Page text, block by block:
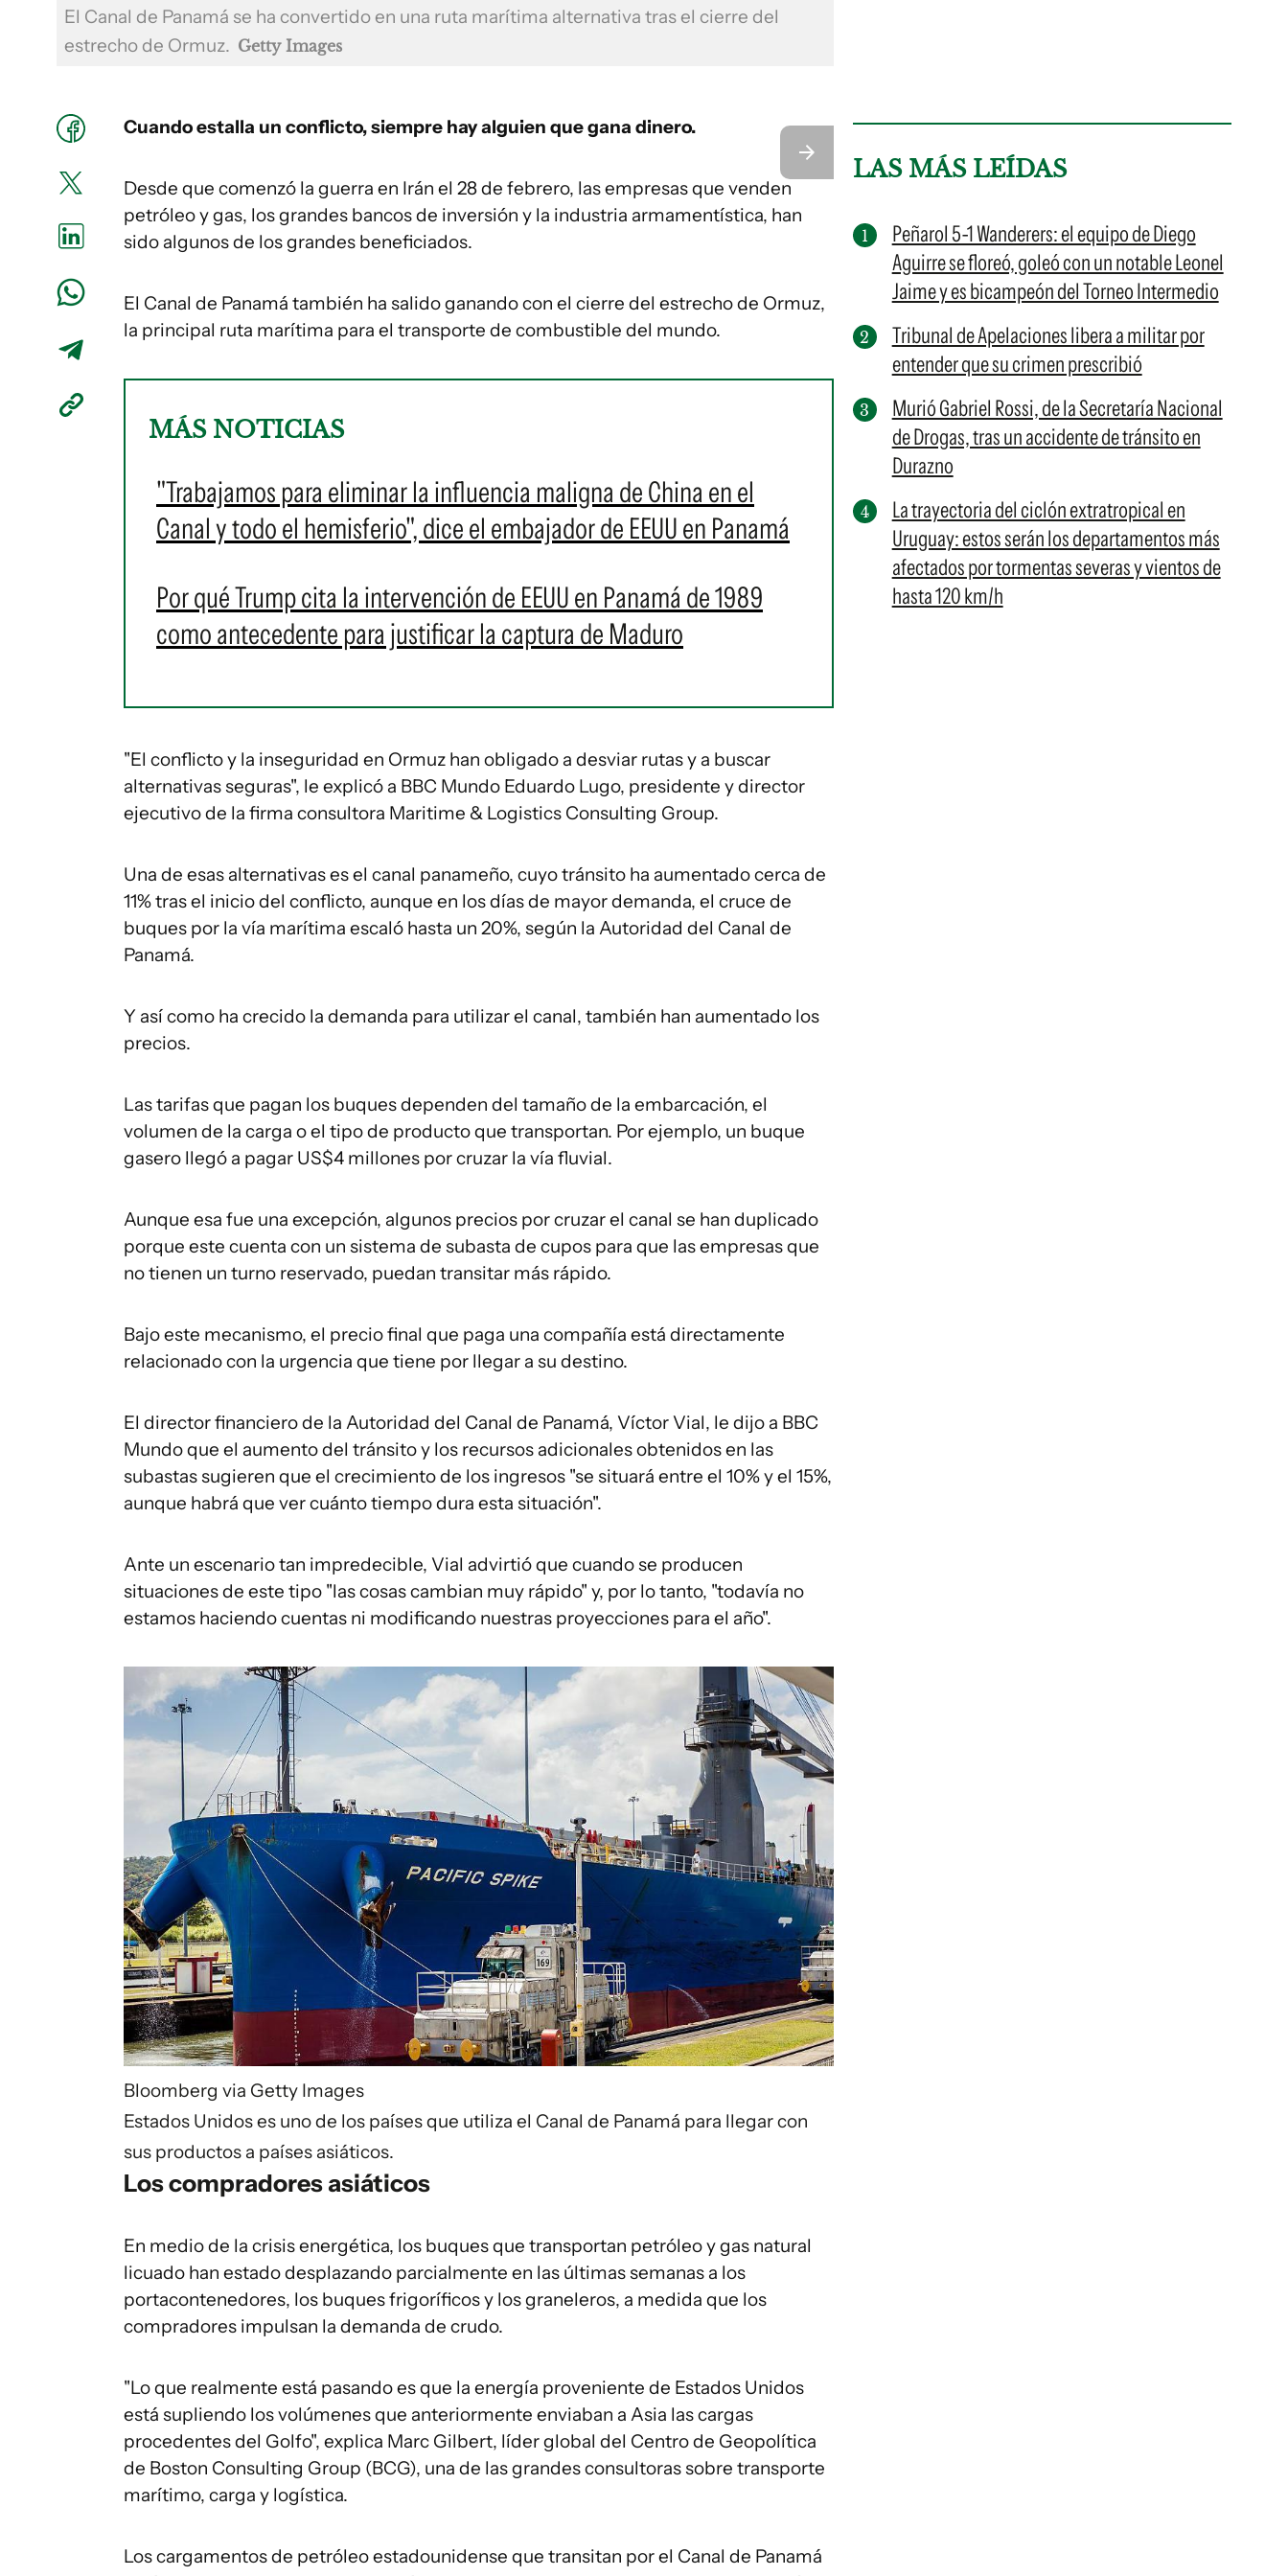
El Canal de Panamá se ha convertido en una ruta marítima alternativa tras el cierre del
estrecho de Ormuz. Getty Images
Cuando estalla un conflicto, siempre hay alguien que gana dinero.
Desde que comenzó la guerra en Irán el 28 de febrero, las empresas que venden
petróleo y gas, los grandes bancos de inversión y la industria armamentística, han
sido algunos de los grandes beneficiados.
El Canal de Panamá también ha salido ganando con el cierre del estrecho de Ormuz,
la principal ruta marítima para el transporte de combustible del mundo.
MÁS NOTICIAS
"Trabajamos para eliminar la influencia maligna de China en el
Canal y todo el hemisferio", dice el embajador de EEUU en Panamá
Por qué Trump cita la intervención de EEUU en Panamá de 1989
como antecedente para justificar la captura de Maduro
"El conflicto y la inseguridad en Ormuz han obligado a desviar rutas y a buscar
alternativas seguras", le explicó a BBC Mundo Eduardo Lugo, presidente y director
ejecutivo de la firma consultora Maritime & Logistics Consulting Group.
Una de esas alternativas es el canal panameño, cuyo tránsito ha aumentado cerca de
11% tras el inicio del conflicto, aunque en los días de mayor demanda, el cruce de
buques por la vía marítima escaló hasta un 20%, según la Autoridad del Canal de
Panamá.
Y así como ha crecido la demanda para utilizar el canal, también han aumentado los
precios.
Las tarifas que pagan los buques dependen del tamaño de la embarcación, el
volumen de la carga o el tipo de producto que transportan. Por ejemplo, un buque
gasero llegó a pagar US$4 millones por cruzar la vía fluvial.
Aunque esa fue una excepción, algunos precios por cruzar el canal se han duplicado
porque este cuenta con un sistema de subasta de cupos para que las empresas que
no tienen un turno reservado, puedan transitar más rápido.
Bajo este mecanismo, el precio final que paga una compañía está directamente
relacionado con la urgencia que tiene por llegar a su destino.
El director financiero de la Autoridad del Canal de Panamá, Víctor Vial, le dijo a BBC
Mundo que el aumento del tránsito y los recursos adicionales obtenidos en las
subastas sugieren que el crecimiento de los ingresos "se situará entre el 10% y el 15%,
aunque habrá que ver cuánto tiempo dura esta situación".
Ante un escenario tan impredecible, Vial advirtió que cuando se producen
situaciones de este tipo "las cosas cambian muy rápido" y, por lo tanto, "todavía no
estamos haciendo cuentas ni modificando nuestras proyecciones para el año".
Bloomberg via Getty Images
Estados Unidos es uno de los países que utiliza el Canal de Panamá para llegar con
sus productos a países asiáticos.
Los compradores asiáticos
En medio de la crisis energética, los buques que transportan petróleo y gas natural
licuado han estado desplazando parcialmente en las últimas semanas a los
portacontenedores, los buques frigoríficos y los graneleros, a medida que los
compradores impulsan la demanda de crudo.
"Lo que realmente está pasando es que la energía proveniente de Estados Unidos
está supliendo los volúmenes que anteriormente enviaban a Asia las cargas
procedentes del Golfo", explica Marc Gilbert, líder global del Centro de Geopolítica
de Boston Consulting Group (BCG), una de las grandes consultoras sobre transporte
marítimo, carga y logística.
Los cargamentos de petróleo estadounidense que transitan por el Canal de Panamá
LAS MÁS LEÍDAS
Peñarol 5-1 Wanderers: el equipo de Diego
Aguirre se floreó, goleó con un notable Leonel
Jaime y es bicampeón del Torneo Intermedio
Tribunal de Apelaciones libera a militar por
entender que su crimen prescribió
Murió Gabriel Rossi, de la Secretaría Nacional
de Drogas, tras un accidente de tránsito en
Durazno
La trayectoria del ciclón extratropical en
Uruguay: estos serán los departamentos más
afectados por tormentas severas y vientos de
hasta 120 km/h